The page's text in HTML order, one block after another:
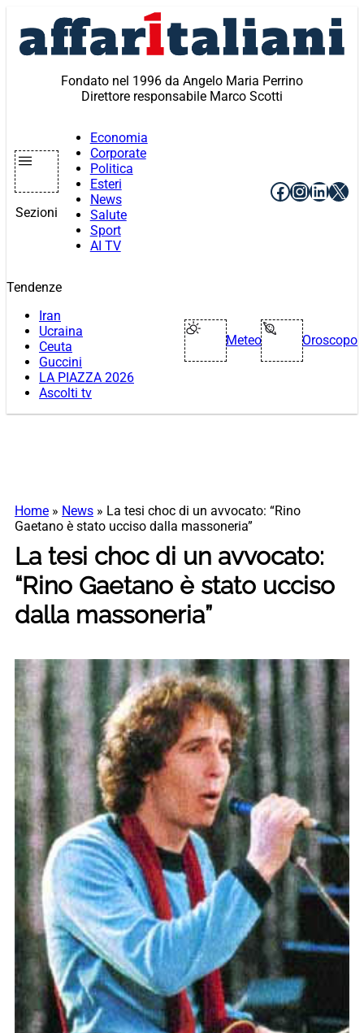
contenuto
Fondato nel 1996 da Angelo Maria Perrino
Direttore responsabile Marco Scotti
Sezioni
Economia
Corporate
Politica
Esteri
News
Salute
Sport
AI TV
Facebook
X
Tendenze
Iran
Ucraina
Ceuta
Guccini
LA PIAZZA 2026
Ascolti tv
Meteo Oroscopo
Home » News » La tesi choc di un avvocato: “Rino
Gaetano è stato ucciso dalla massoneria”
La tesi choc di un avvocato:
“Rino Gaetano è stato ucciso
dalla massoneria”